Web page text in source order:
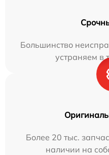
Большинство
устраняем в
Более 20 тыс.
наличии на